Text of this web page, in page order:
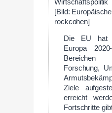
[Bild:
rockcohen]
Die EU hat
Europa
Bereichen
Forschung,
Ziele
erreicht
Fortschritte